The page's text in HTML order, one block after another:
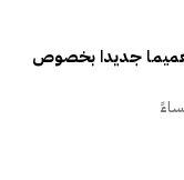
جديدا بخصوص